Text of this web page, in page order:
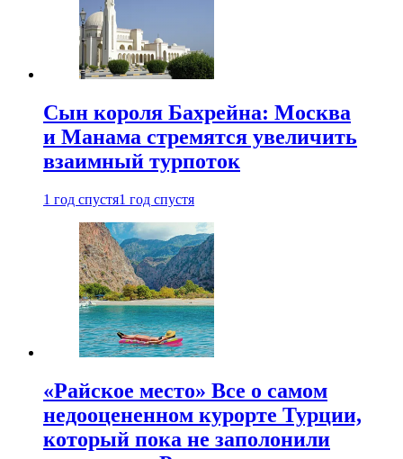
Сын короля Бахрейна: Москва
и Манама стремятся увеличить
взаимный турпоток
1 год спустя1 год спустя
«Райское место» Все о самом
недооцененном курорте Турции,
который пока не заполонили